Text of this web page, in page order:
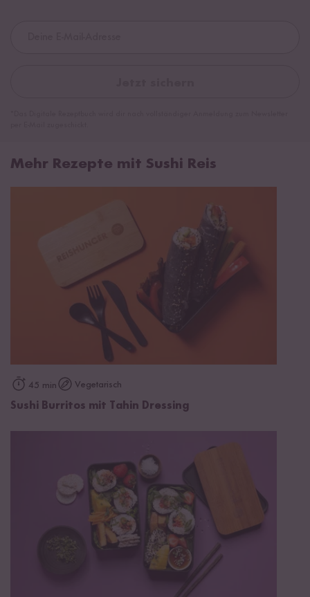
Mehr Rezepte mit Sushi Reis
45 min Vegetarisch
Sushi Burritos mit Tahin Dressing